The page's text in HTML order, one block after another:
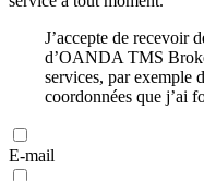
J’accepte de recevoir
d’OANDA TMS
services, par exemple
coordonnées que j’ai
E-mail